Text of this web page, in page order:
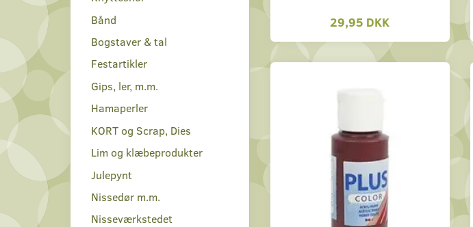
Bånd
Bogstaver & tal
Festartikler
Gips, ler, m.m.
Hamaperler
KORT og Scrap, Dies
Lim og klæbeprodukter
Julepynt
Nissedør m.m.
Nisseværkstedet
29,95 DKK